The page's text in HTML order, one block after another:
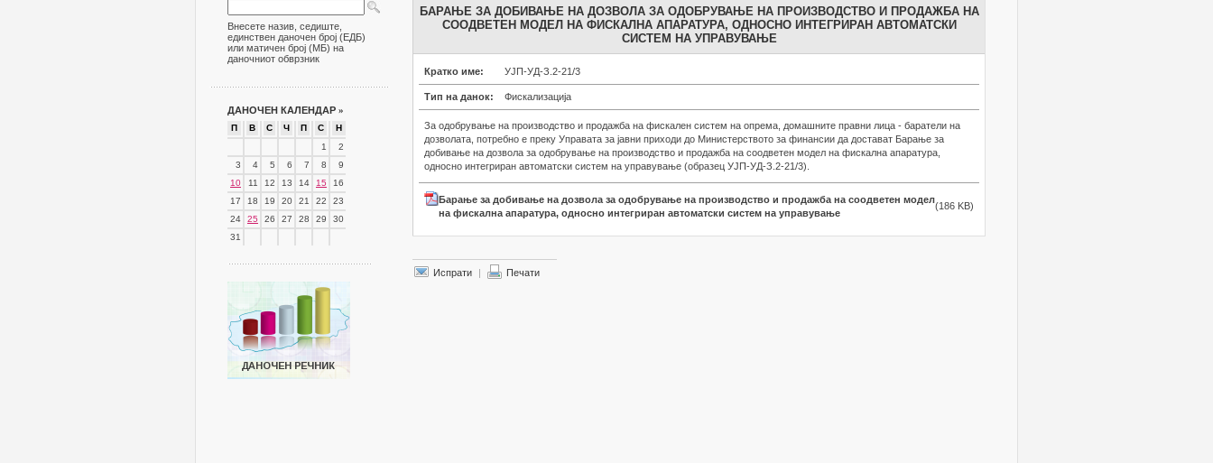
Внесете назив, седиште,
единствен даночен број (ЕДБ)
или матичен број (МБ) на
даночниот обврзник
ДАНОЧЕН КАЛЕНДАР »
П В С Ч П С
Н
1
2
3
4 5 6 7 8
9
10
11 12 13 14 15
16
17
18 19 20 21 22
23
24
25 26 27 28 29
30
31
БАРАЊЕ ЗА ДОБИВАЊЕ НА ДОЗВОЛА ЗА ОДОБРУВАЊЕ НА ПРОИЗВОДСТВО И ПРОДАЖБА НА
СООДВЕТЕН МОДЕЛ НА ФИСКАЛНА АПАРАТУРА, ОДНОСНО ИНТЕГРИРАН АВТОМАТСКИ
СИСТЕМ НА УПРАВУВАЊЕ
Кратко име: УЈП-УД-З.2-21/3
Тип на данок: Фискализација
За одобрување на производство и продажба на фискален систем на опрема, домашните правни лица - баратели на
дозволата, потребно е преку Управата за јавни приходи до Министерството за финансии да достават Барање за
добивање на дозвола за одобрување на производство и продажба на соодветен модел на фискална апаратура,
односно интегриран автоматски систем на управување (образец УЈП-УД-З.2-21/3).
Барање за добивање на дозвола за одобрување на производство и продажба на соодветен модел
на фискална апаратура, односно интегриран автоматски систем на управување
(186 KB)
Испрати | Печати